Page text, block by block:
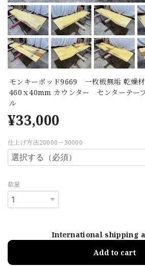
モンキーポッド9669 一枚板無垢 乾燥
460ｘ40mm カウンター センターテー
ル
¥33,000
仕上げ方法20000－30000
数量
International shipping
Add to cart